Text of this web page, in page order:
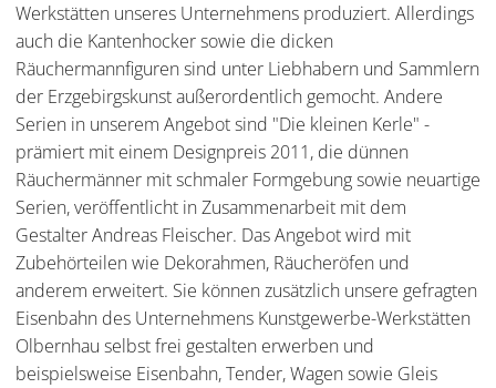
Werkstätten unseres Unternehmens produziert. Allerdings
auch die Kantenhocker sowie die dicken
Räuchermannfiguren sind unter Liebhabern und Sammlern
der Erzgebirgskunst außerordentlich gemocht. Andere
Serien in unserem Angebot sind "Die kleinen Kerle" -
prämiert mit einem Designpreis 2011, die dünnen
Räuchermänner mit schmaler Formgebung sowie neuartige
Serien, veröffentlicht in Zusammenarbeit mit dem
Gestalter Andreas Fleischer. Das Angebot wird mit
Zubehörteilen wie Dekorahmen, Räucheröfen und
anderem erweitert. Sie können zusätzlich unsere gefragten
Eisenbahn des Unternehmens Kunstgewerbe-Werkstätten
Olbernhau selbst frei gestalten erwerben und
beispielsweise Eisenbahn, Tender, Wagen sowie Gleis